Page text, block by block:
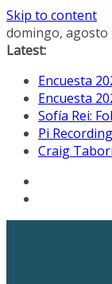
Skip to content
domingo, agosto
Latest:
Encuesta
Encuesta
Sofía Rei:
Pi
Craig